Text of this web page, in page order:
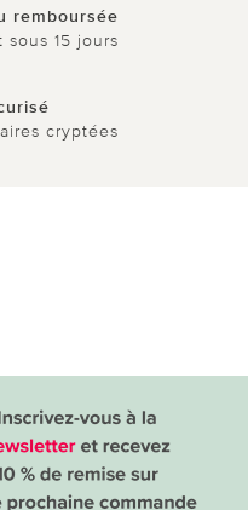
remboursée
sous 15 jours
cryptées